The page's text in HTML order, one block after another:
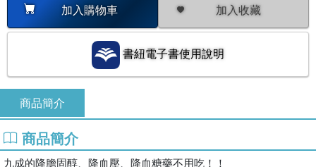
加入購物車
加入收藏
書紐電子書使用說明
商品簡介
商品簡介
九成的降膽固醇、降血壓、降血糖藥不用吃！！